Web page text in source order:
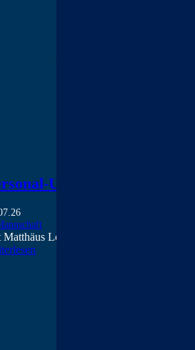
Updates | 1.
Lesnik aus der A-Jugend und